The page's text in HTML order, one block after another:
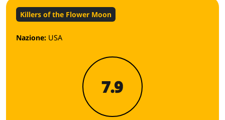
Killers of the Flower Moon
Nazione: USA
7.9